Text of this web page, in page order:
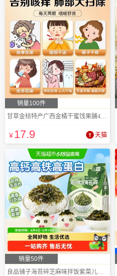
销量100件
甘草金桔特产广西金橘干蜜饯果脯450g
¥17.9 天猫
销量50件
良品铺子海苔碎芝麻味拌饭紫菜儿童辅食零食